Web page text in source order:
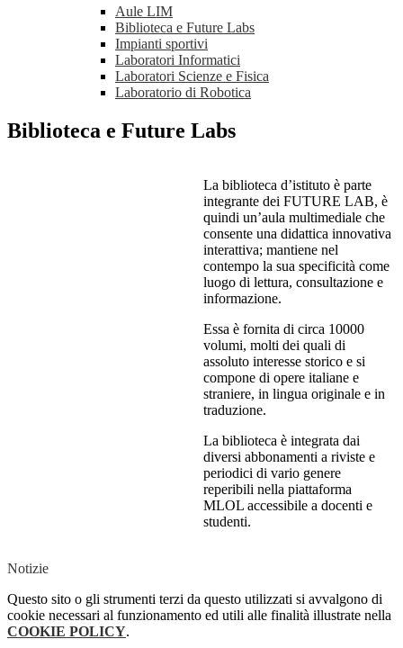
Aule LIM
Biblioteca e Future Labs
Impianti sportivi
Laboratori Informatici
Laboratori Scienze e Fisica
Laboratorio di Robotica
Biblioteca e Future Labs
La biblioteca d’istituto è parte
integrante dei FUTURE LAB, è
quindi un’aula multimediale che
consente una didattica innovativa
interattiva; mantiene nel
contempo la sua specificità come
luogo di lettura, consultazione e
informazione.
Essa è fornita di circa 10000
volumi, molti dei quali di
assoluto interesse storico e si
compone di opere italiane e
straniere, in lingua originale e in
traduzione.
La biblioteca è integrata dai
diversi abbonamenti a riviste e
periodici di vario genere
reperibili nella piattaforma
MLOL accessibile a docenti e
studenti.
Notizie
Questo sito o gli strumenti terzi da questo utilizzati si avvalgono di
cookie necessari al funzionamento ed utili alle finalità illustrate nella
COOKIE POLICY.